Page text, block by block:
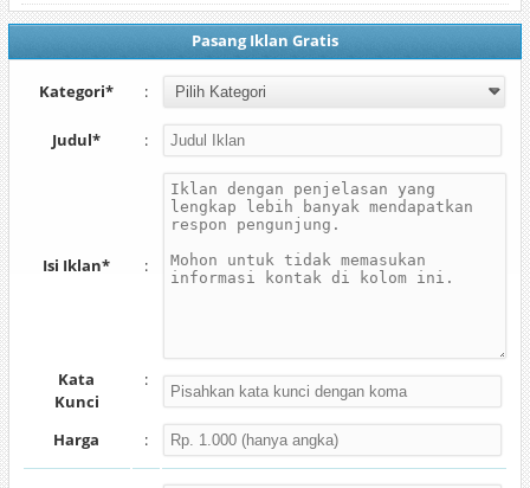
Pasang Iklan Gratis
Kategori* :
Judul* :
Isi Iklan* :
Kata
Kunci
:
Harga :